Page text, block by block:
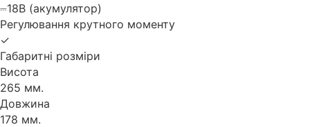
⎓18В (акумулятор)
Регулювання крутного моменту
✓
Габаритні розміри
Висота
265 мм.
Довжина
178 мм.